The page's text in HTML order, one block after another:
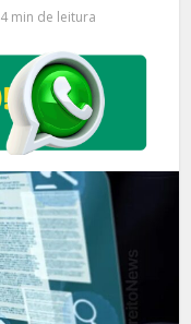
4 min de leitura